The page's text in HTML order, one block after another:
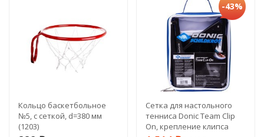
Кольцо баскетбольное
№5, с сеткой, d=380 мм
(1203)
-43%
Сетка для настольного
тенниса Donic Team Clip
On, крепление клипса